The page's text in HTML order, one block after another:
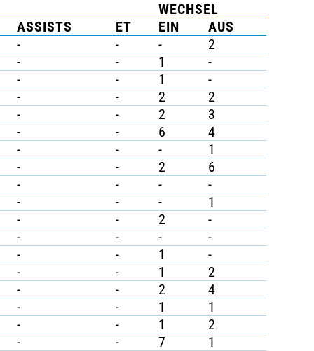
WECHSEL
ASSISTS
ET EIN
AUS
-
- -
2
-
- 1
-
-
- 1
-
-
- 2
2
-
- 2
3
-
- 6
4
-
- -
1
-
- 2
6
-
- -
-
-
- -
1
-
- 2
-
-
- -
-
-
- 1
-
-
- 1
2
-
- 2
4
-
- 1
1
-
- 1
2
-
- 7 1